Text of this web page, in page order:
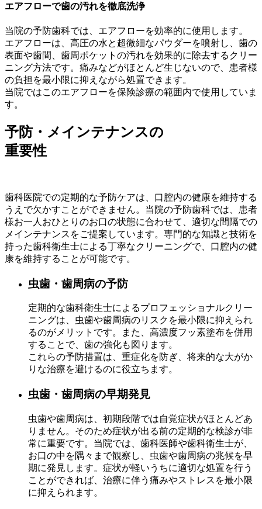
エアフローで歯の汚れを徹底洗浄
当院の予防歯科では、エアフローを効率的に使用します。
エアフローは、高圧の水と超微細なパウダーを噴射し、歯の
表面や歯間、歯周ポケットの汚れを効果的に除去するクリー
ニング方法です。痛みなどがほとんど生じないので、患者様
の負担を最小限に抑えながら処置できます。
当院ではこのエアフローを保険診療の範囲内で使用していま
す。
予防・メインテナンスの
重要性
歯科医院での定期的な予防ケアは、口腔内の健康を維持する
うえで欠かすことができません。当院の予防歯科では、患者
様お一人おひとりのお口の状態に合わせて、適切な間隔での
メインテナンスをご提案しています。専門的な知識と技術を
持った歯科衛生士による丁寧なクリーニングで、口腔内の健
康を維持することが可能です。
虫歯・歯周病の予防
定期的な歯科衛生士によるプロフェッショナルクリー
ニングは、虫歯や歯周病のリスクを最小限に抑えられ
るのがメリットです。また、高濃度フッ素塗布を併用
することで、歯の強化も図ります。
これらの予防措置は、重症化を防ぎ、将来的な大がか
りな治療を避けるのに役立ちます。
虫歯・歯周病の早期発見
虫歯や歯周病は、初期段階では自覚症状がほとんどあ
りません。そのため症状が出る前の定期的な検診が非
常に重要です。当院では、歯科医師や歯科衛生士が、
お口の中を隅々まで観察し、虫歯や歯周病の兆候を早
期に発見します。症状が軽いうちに適切な処置を行う
ことができれば、治療に伴う痛みやストレスを最小限
に抑えられます。